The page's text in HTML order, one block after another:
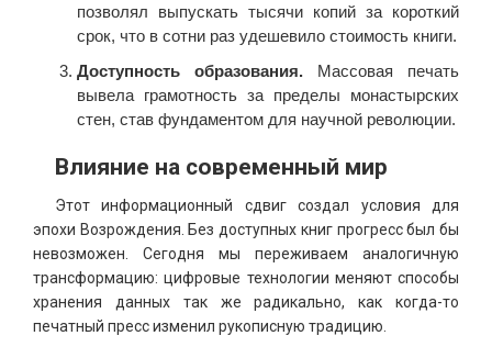
позволял выпускать тысячи копий за короткий
срок, что в сотни раз удешевило стоимость книги.
Доступность образования. Массовая печать
вывела грамотность за пределы монастырских
стен, став фундаментом для научной революции.
Влияние на современный мир
Этот информационный сдвиг создал условия для
эпохи Возрождения. Без доступных книг прогресс был бы
невозможен. Сегодня мы переживаем аналогичную
трансформацию: цифровые технологии меняют способы
хранения данных так же радикально, как когда-то
печатный пресс изменил рукописную традицию.